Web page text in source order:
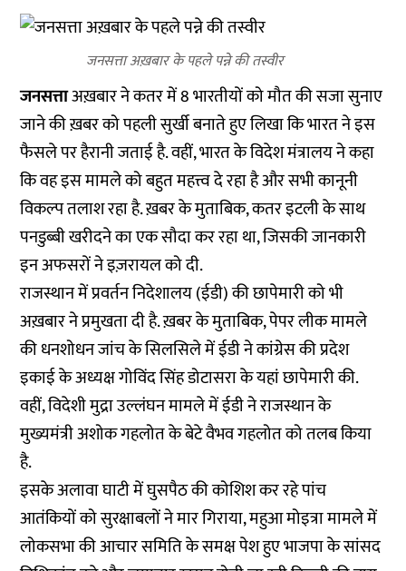
जनसत्ता अख़बार के पहले पन्ने की तस्वीर
जनसत्ताअख़बार ने कतर में 8 भारतीयों को मौत की सजा सुनाए
जाने की ख़बर को पहली सुर्खी बनाते हुए लिखा कि भारत ने इस
फैसले पर हैरानी जताई है. वहीं, भारत के विदेश मंत्रालय ने कहा
कि वह इस मामले को बहुत महत्त्व दे रहा है और सभी कानूनी
विकल्प तलाश रहा है. ख़बर के मुताबिक, कतर इटली के साथ
पनडुब्बी खरीदने का एक सौदा कर रहा था, जिसकी जानकारी
इन अफसरों ने इज़रायल को दी.
राजस्थान में प्रवर्तन निदेशालय (ईडी) की छापेमारी को भी
अख़बार ने प्रमुखता दी है. ख़बर के मुताबिक, पेपर लीक मामले
की धनशोधन जांच के सिलसिले में ईडी ने कांग्रेस की प्रदेश
इकाई के अध्यक्ष गोविंद सिंह डोटासरा के यहां छापेमारी की.
वहीं, विदेशी मुद्रा उल्लंघन मामले में ईडी ने राजस्थान के
मुख्यमंत्री अशोक गहलोत के बेटे वैभव गहलोत को तलब किया
है.
इसके अलावा घाटी में घुसपैठ की कोशिश कर रहे पांच
आतंकियों को सुरक्षाबलों ने मार गिराया, महुआ मोइत्रा मामले में
लोकसभा की आचार समिति के समक्ष पेश हुए भाजपा के सांसद